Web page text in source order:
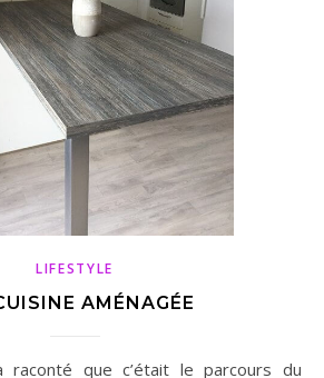
LIFESTYLE
AMÉNAGÉE